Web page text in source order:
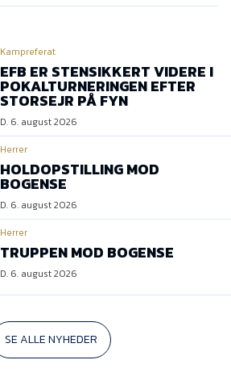
Kampreferat
EFB ER STENSIKKERT VIDERE I
POKALTURNERINGEN EFTER
STORSEJR PÅ FYN
D. 6. august 2026
Herrer
HOLDOPSTILLING MOD
BOGENSE
D. 6. august 2026
Herrer
TRUPPEN MOD BOGENSE
D. 6. august 2026
SE ALLE NYHEDER